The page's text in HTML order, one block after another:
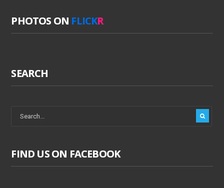
PHOTOS ON FLICKR
SEARCH
FIND US ON FACEBOOK